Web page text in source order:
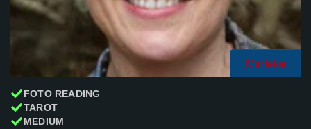
Marieke
FOTO READING
TAROT
MEDIUM